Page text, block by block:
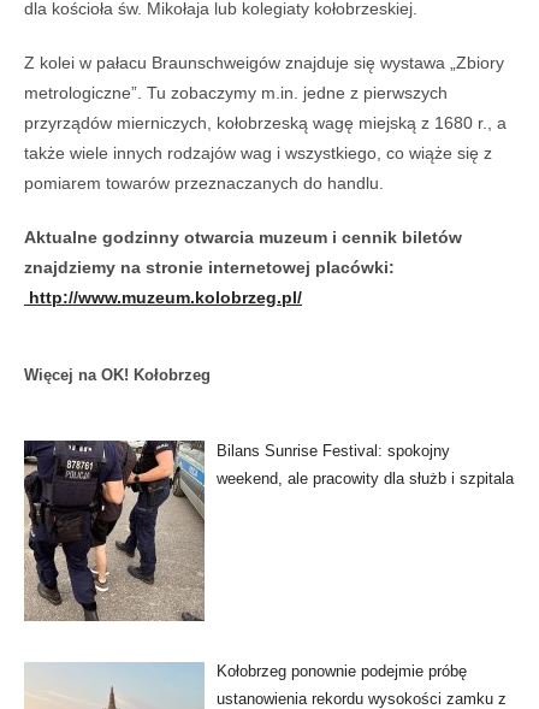
dla kościoła św. Mikołaja lub kolegiaty kołobrzeskiej.
Z kolei w pałacu Braunschweigów znajduje się wystawa „Zbiory
metrologiczne”. Tu zobaczymy m.in. jedne z pierwszych
przyrządów mierniczych, kołobrzeską wagę miejską z 1680 r., a
także wiele innych rodzajów wag i wszystkiego, co wiąże się z
pomiarem towarów przeznaczanych do handlu.
Aktualne godzinny otwarcia muzeum i cennik biletów
znajdziemy na stronie internetowej placówki:
http://www.muzeum.kolobrzeg.pl/
Więcej na OK! Kołobrzeg
Bilans Sunrise Festival: spokojny
weekend, ale pracowity dla służb i szpitala
Kołobrzeg ponownie podejmie próbę
ustanowienia rekordu wysokości zamku z